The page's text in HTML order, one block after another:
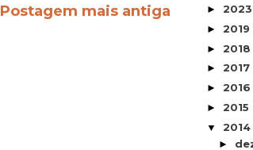
Postagem mais antiga ► 2023
► 2019
► 2018
► 2017
► 2016
► 2015
▼ 2014
►